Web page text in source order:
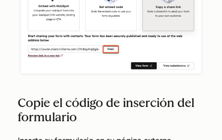
Copie el código de inserción del
formulario